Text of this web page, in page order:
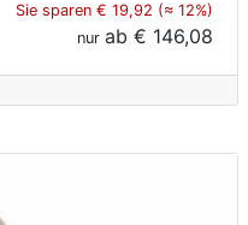
Sie sparen € 19,92 (≈ 12%)
nur ab € 146,08